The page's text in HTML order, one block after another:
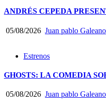
ANDRÉS CEPEDA
05/08/2026 Juan pablo Galeano
Estrenos
GHOSTS: LA COMEDIA
05/08/2026 Juan pablo Galeano